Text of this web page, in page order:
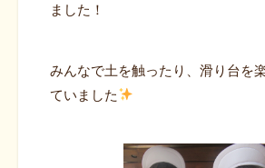
ました！
みんなで土を触ったり、滑り台を
ていました